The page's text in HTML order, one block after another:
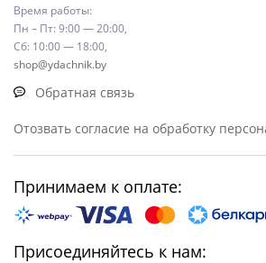
Время работы:
Пн – Пт: 9:00 — 20:00,
Сб: 10:00 — 18:00,
shop@ydachnik.by
Обратная связь
Отозвать согласие на обработку
Принимаем к оплате:
Присоединяйтесь к нам: